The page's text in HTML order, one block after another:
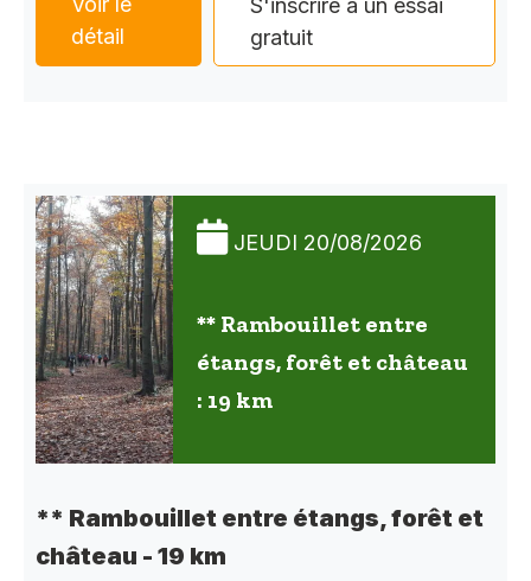
détail
S'inscrire à un essai
gratuit
JEUDI 20/08/2026
** Rambouillet entre
étangs, forêt et château
: 19 km
** Rambouillet entre étangs, forêt et
château - 19 km